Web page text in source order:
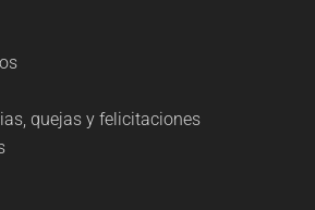
quejas y felicitaciones